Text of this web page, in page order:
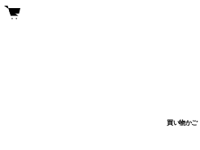
買い物かご